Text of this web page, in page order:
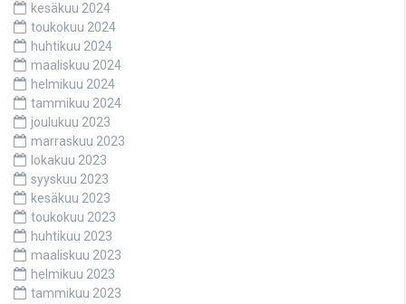
kesäkuu 2024
toukokuu 2024
huhtikuu 2024
maaliskuu 2024
helmikuu 2024
tammikuu 2024
joulukuu 2023
marraskuu 2023
lokakuu 2023
syyskuu 2023
kesäkuu 2023
toukokuu 2023
huhtikuu 2023
maaliskuu 2023
helmikuu 2023
tammikuu 2023